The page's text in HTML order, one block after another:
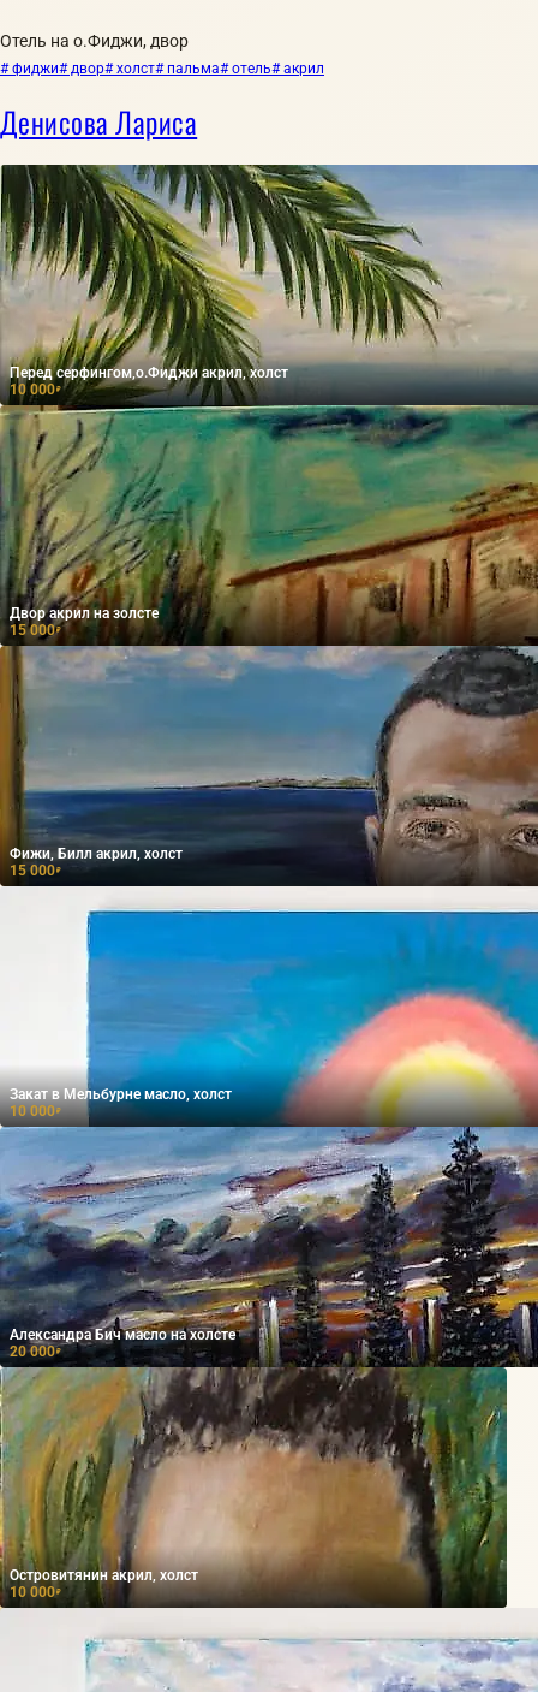
Отель на о.Фиджи, двор
# фиджи# двор# холст# пальма# отель# акрил
Денисова Лариса
Перед серфингом,о.Фиджи акрил, холст
10 000₽
Двор акрил на золсте
15 000₽
Фижи, Билл акрил, холст
15 000₽
Закат в Мельбурне масло, холст
10 000₽
Александра Бич масло на холсте
20 000₽
Островитянин акрил, холст
10 000₽